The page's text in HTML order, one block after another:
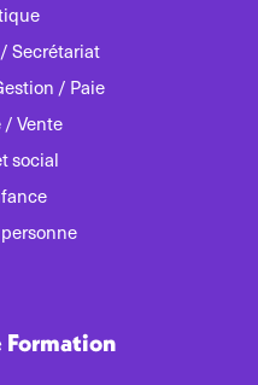
Secrétariat
/ Paie
/ Vente
social
Formation